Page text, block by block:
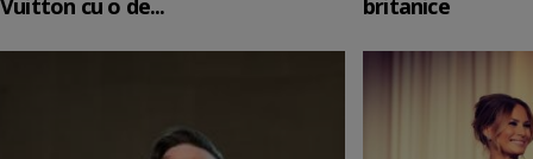
Vuitton cu o de...
britanice